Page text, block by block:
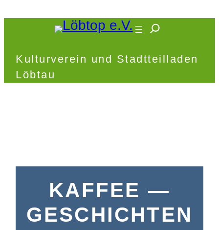
Kulturverein und Stadtteilladen
Löbtau
KAFFEE —
GESCHICHTEN